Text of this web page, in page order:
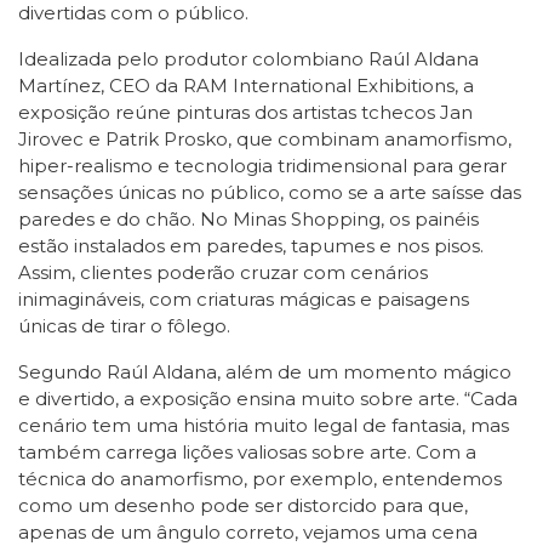
divertidas com o público.
Idealizada pelo produtor colombiano Raúl Aldana
Martínez, CEO da RAM International Exhibitions, a
exposição reúne pinturas dos artistas tchecos Jan
Jirovec e Patrik Prosko, que combinam anamorfismo,
hiper-realismo e tecnologia tridimensional para gerar
sensações únicas no público, como se a arte saísse das
paredes e do chão. No Minas Shopping, os painéis
estão instalados em paredes, tapumes e nos pisos.
Assim, clientes poderão cruzar com cenários
inimagináveis, com criaturas mágicas e paisagens
únicas de tirar o fôlego.
Segundo Raúl Aldana, além de um momento mágico
e divertido, a exposição ensina muito sobre arte. “Cada
cenário tem uma história muito legal de fantasia, mas
também carrega lições valiosas sobre arte. Com a
técnica do anamorfismo, por exemplo, entendemos
como um desenho pode ser distorcido para que,
apenas de um ângulo correto, vejamos uma cena